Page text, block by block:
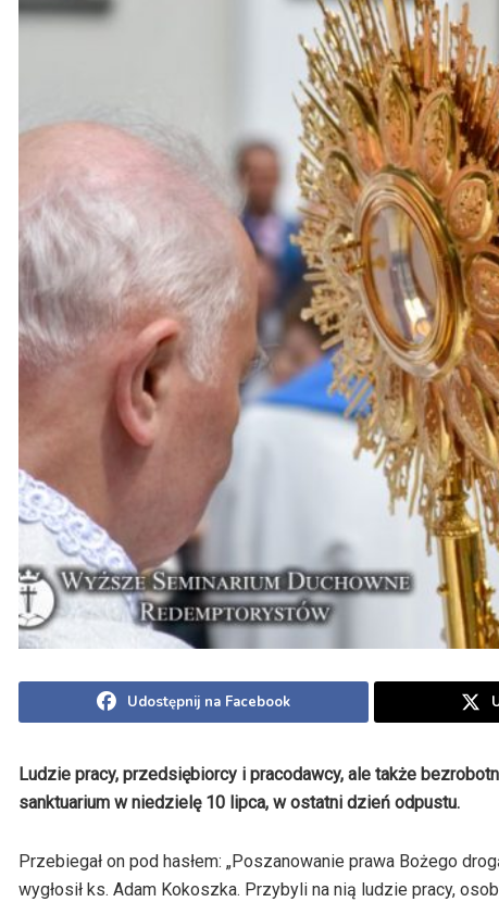
Udostępnij na Facebook
Ludzie pracy, przedsiębiorcy i pracodawcy, ale także
sanktuarium w niedzielę 10 lipca, w ostatni dzień odpustu.
Przebiegał on pod hasłem: „Poszanowanie prawa Bożego
wygłosił ks. Adam Kokoszka. Przybyli na nią ludzie pracy,